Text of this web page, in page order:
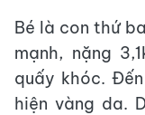
Bé là con thứ
mạnh, nặng
quấy khóc.
hiện vàng da.